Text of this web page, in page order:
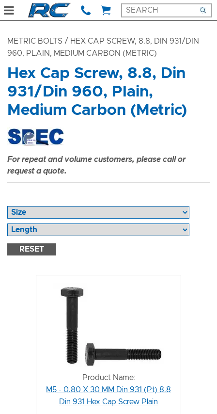
METRIC BOLTS / HEX CAP SCREW, 8.8, DIN 931/DIN
960, PLAIN, MEDIUM CARBON (METRIC)
Hex Cap Screw, 8.8, Din
931/Din 960, Plain,
Medium Carbon (Metric)
For repeat and volume customers, please call or
request a quote.
RESET
Product Name:
M5 - 0.80 X 30 MM Din 931 (Pt) 8.8
Din 931 Hex Cap Screw Plain